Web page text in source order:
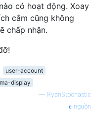
có hoạt động. Xoay
cắm cũng không
chấp nhận.
user-account
display
— RyanStochastic
nguồn